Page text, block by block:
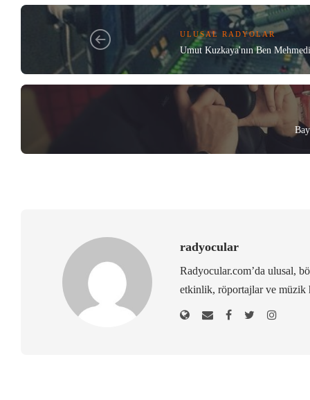
ULUSAL RADYOLAR
Umut Kuzkaya'nın Ben
radyocular
Radyocular.com’da ulusal,
etkinlik, röportajlar ve müzik